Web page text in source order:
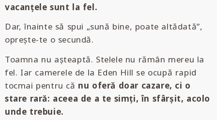
vacanțele sunt la fel.
Dar, înainte să spui „sună bine, poate altădată”,
oprește-te o secundă.
Toamna nu așteaptă. Stelele nu rămân mereu la
fel. Iar camerele de la Eden Hill se ocupă rapid
tocmai pentru că nu oferă doar cazare, ci o
stare rară: aceea de a te simți, în sfârșit, acolo
unde trebuie.